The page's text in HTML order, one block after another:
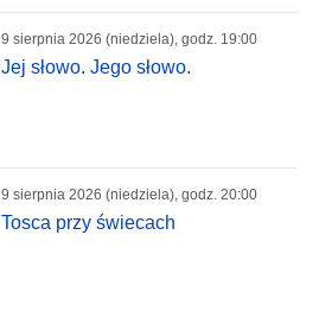
9 sierpnia 2026 (niedziela), godz. 19:00
Jej słowo. Jego słowo.
9 sierpnia 2026 (niedziela), godz. 20:00
Tosca przy świecach